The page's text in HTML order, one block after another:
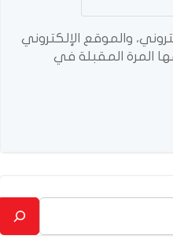
والموقع الإلكتروني
المرة المقبلة في